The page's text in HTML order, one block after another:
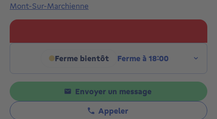
Mont-Sur-Marchienne
Ferme bientôt Ferme à 18:00
Cliquez pour afficher les
Envoyer un message
Appeler